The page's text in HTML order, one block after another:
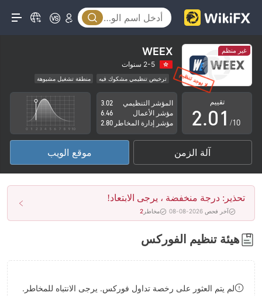
غير منظم WEEX
2-5 سنوات
ترخيص تنظيمي مشكوك فيه
منطقة تشغيل مشبوهة
مخاطر عالية
تقييم
0
1
2
3
4
5
6
7
8
9
.0
1
2
3
4
5
6
7
0
1
2
3
4
5
6
7
8
/10
المؤشر التنظيمي
3.02
مؤشر الأعمال
6.46
مؤشر إدارة المخاطر 2.80
آلة الزمن موقع الويب
تحذير: درجة منخفضة ، يرجى الابتعاد!
آخر فحص 2026-08-08 مخاطر 2
هيئة تنظيم الفوركس
لم يتم العثور على رخصة تداول فوركس. يرجى الانتباه للمخاطر.